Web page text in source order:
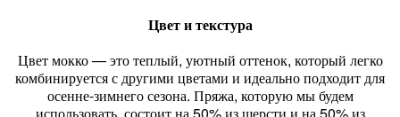
Цвет и текстура
Цвет мокко — это теплый, уютный оттенок, который легко
комбинируется с другими цветами и идеально подходит для
осенне-зимнего сезона. Пряжа, которую мы будем